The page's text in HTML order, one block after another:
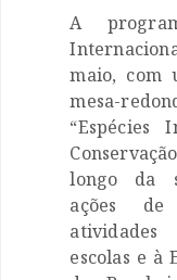
A
maio, com
mesa-
“Espécies
longo da
ações de
atividades
escolas e à